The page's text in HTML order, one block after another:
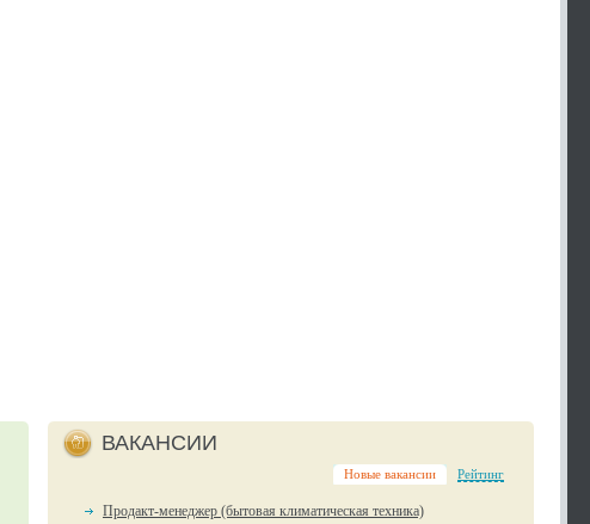
ВАКАНСИИ
Новые вакансии Рейтинг
Продакт-менеджер (бытовая климатическая техника)